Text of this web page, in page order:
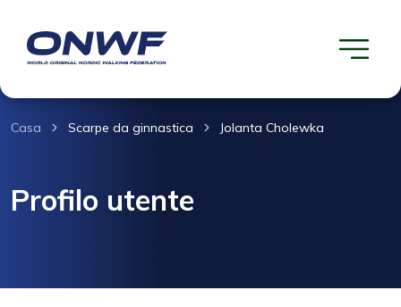
Casa Scarpe da ginnastica Jolanta Cholewka
Profilo utente